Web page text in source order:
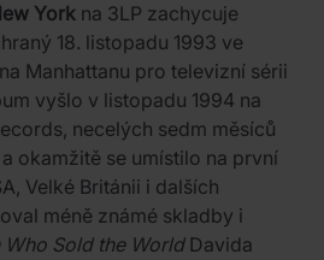
York na 3LP zachycuje
18. listopadu 1993 ve
Manhattanu pro televizní sérii
vyšlo v listopadu 1994 na
necelých sedm měsíců
okamžitě se umístilo na první
Velké Británii i dalších
méně známé skladby i
Who Sold the WorldDavida